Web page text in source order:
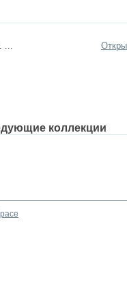
...
коллекции